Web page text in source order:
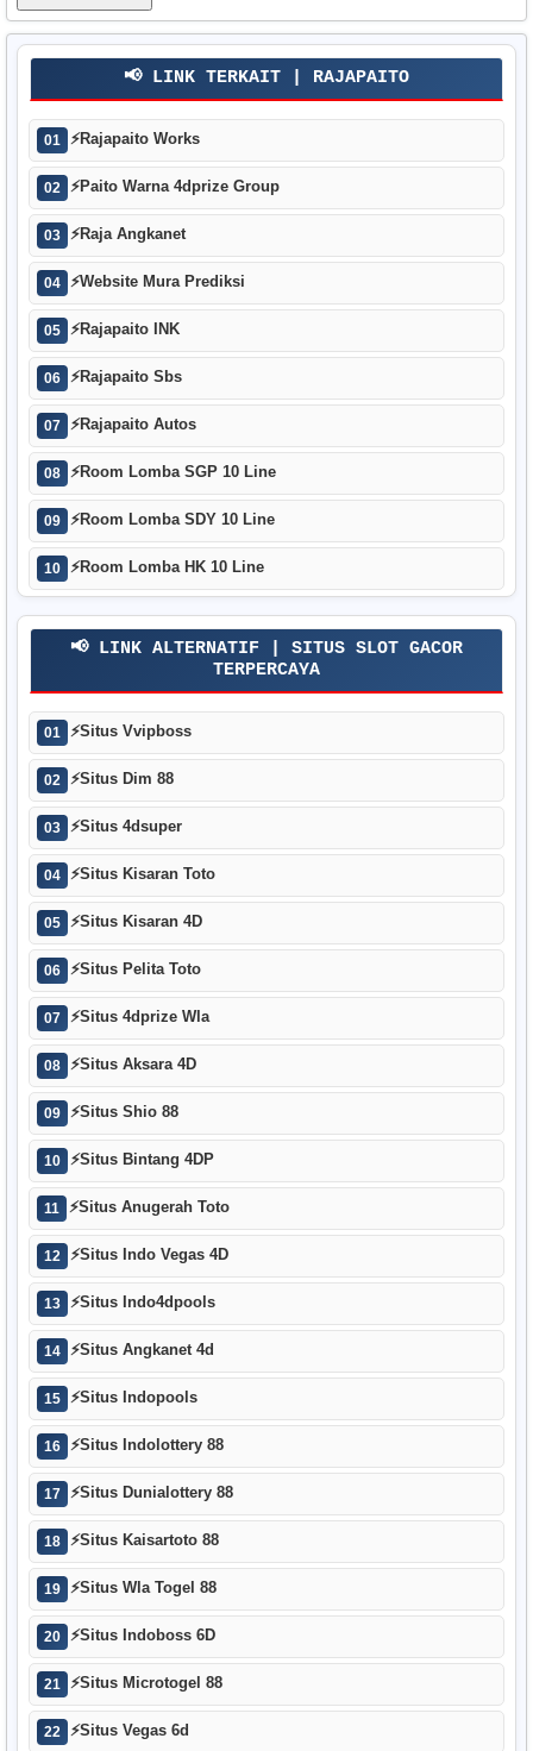
📢 LINK TERKAIT | RAJAPAITO
01 ⚡Rajapaito Works
02 ⚡Paito Warna 4dprize Group
03 ⚡Raja Angkanet
04 ⚡Website Mura Prediksi
05 ⚡Rajapaito INK
06 ⚡Rajapaito Sbs
07 ⚡Rajapaito Autos
08 ⚡Room Lomba SGP 10 Line
09 ⚡Room Lomba SDY 10 Line
10 ⚡Room Lomba HK 10 Line
📢 LINK ALTERNATIF | SITUS SLOT GACOR
TERPERCAYA
01 ⚡Situs Vvipboss
02 ⚡Situs Dim 88
03 ⚡Situs 4dsuper
04 ⚡Situs Kisaran Toto
05 ⚡Situs Kisaran 4D
06 ⚡Situs Pelita Toto
07 ⚡Situs 4dprize Wla
08 ⚡Situs Aksara 4D
09 ⚡Situs Shio 88
10 ⚡Situs Bintang 4DP
11 ⚡Situs Anugerah Toto
12 ⚡Situs Indo Vegas 4D
13 ⚡Situs Indo4dpools
14 ⚡Situs Angkanet 4d
15 ⚡Situs Indopools
16 ⚡Situs Indolottery 88
17 ⚡Situs Dunialottery 88
18 ⚡Situs Kaisartoto 88
19 ⚡Situs Wla Togel 88
20 ⚡Situs Indoboss 6D
21 ⚡Situs Microtogel 88
22 ⚡Situs Vegas 6d